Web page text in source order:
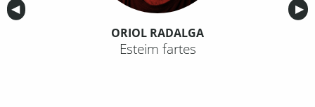
Anterior
◀︎ ▶︎
ORIOL RADALGA
Esteim fartes